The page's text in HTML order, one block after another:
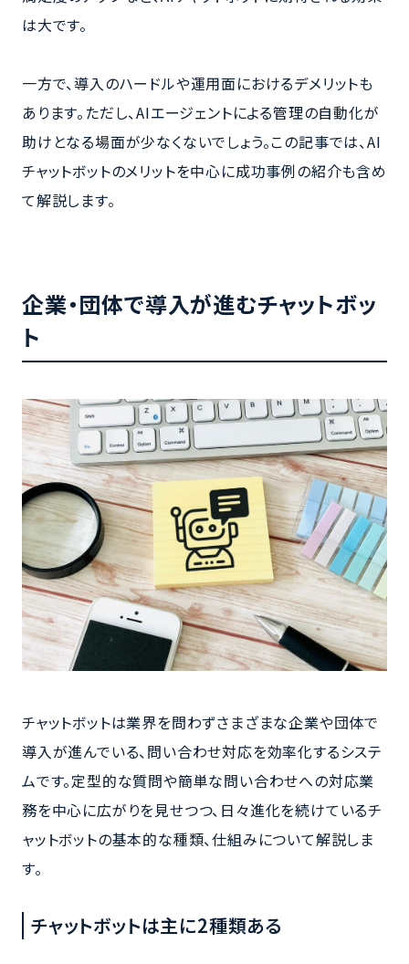
は大です。
一方で、導入のハードルや運用面におけるデメリットも
あります。ただし、AIエージェントによる管理の自動化が
助けとなる場面が少なくないでしょう。この記事では、AI
チャットボットのメリットを中心に成功事例の紹介も含め
て解説します。
企業・団体で導入が進むチャットボッ
ト
チャットボットは業界を問わずさまざまな企業や団体で
導入が進んでいる、問い合わせ対応を効率化するシステ
ムです。定型的な質問や簡単な問い合わせへの対応業
務を中心に広がりを見せつつ、日々進化を続けているチ
ャットボットの基本的な種類、仕組みについて解説しま
す。
チャットボットは主に2種類ある